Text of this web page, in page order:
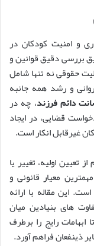
و امنیت کودکان در
بررسی دقیق قوانین و
حقوقی نه تنها شامل
و رشد همه جانبه
دائم فرزند، چه در
قضایی، در ایجاد
غیرقابل انکار است.
تعیین اولیه، تغییر یا
معیار قانونی و
این مقاله با ارائه
های بنیادین میان
رایج را برطرف
ذینفعان فراهم آورد.